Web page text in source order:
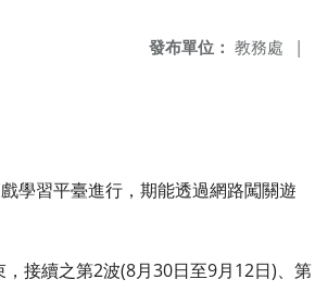
發布單位： 教務處 |
學習平臺進行，期能透過網路闖關遊
接續之第2波(8月30日至9月12日)、第